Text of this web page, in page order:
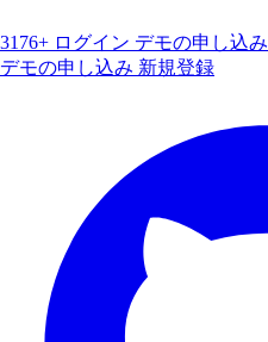
3176+ ログイン デモの申し込み
デモの申し込み 新規登録